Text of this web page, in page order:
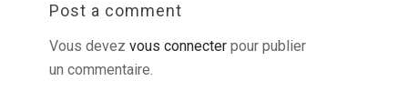
Post a comment
Vous devez vous connecter pour publier
un commentaire.